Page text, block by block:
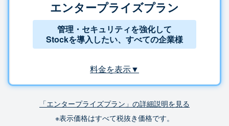
エンタープライズプラン
管理・セキュリティを強化して
Stockを導入したい、すべての企業様
料金を表示▼
「エンタープライズプラン」の詳細説明を見る
※表示価格はすべて税抜き価格です。